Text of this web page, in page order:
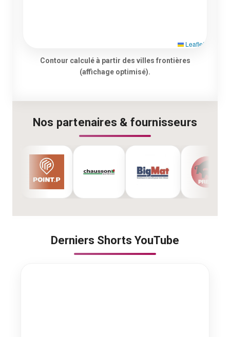
Leaflet
Contour calculé à partir des villes frontières
(affichage optimisé).
Nos partenaires & fournisseurs
Derniers Shorts YouTube